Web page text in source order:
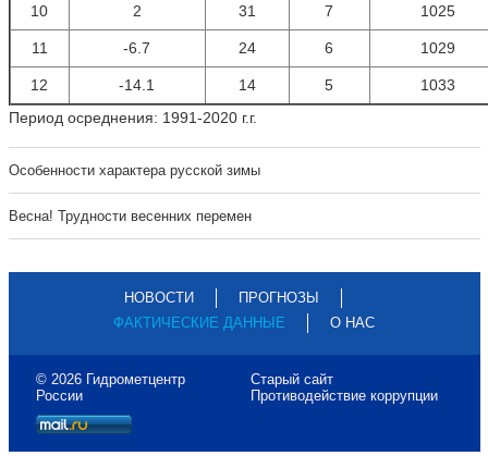
10 2 31 7 1025
11 -6.7 24 6 1029
12 -14.1 14 5
1033
Период осреднения: 1991-2020 г.г.
Особенности характера русской зимы
Весна! Трудности весенних перемен
НОВОСТИ
ПРОГНОЗЫ
ФАКТИЧЕСКИЕ ДАННЫЕ
О НАС
© 2026 Гидрометцентр
России
Старый сайт
Противодействие коррупции